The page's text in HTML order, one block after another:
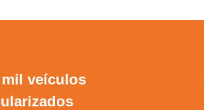
mil veículos